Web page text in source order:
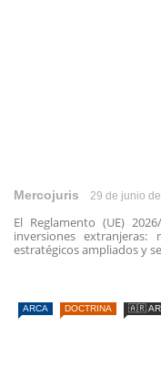
Mercojuris 29 de junio
El Reglamento (UE)
inversiones extranjeras:
estratégicos ampliados y
ARCA DOCTRINA 🇦🇷